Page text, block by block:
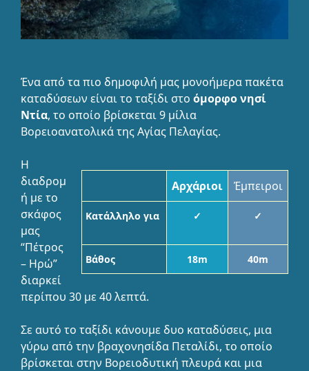
Ένα από τα πιο δημοφιλή μας μονοήμερα πακέτα
καταδύσεων είναι το ταξίδι στο όμορφο νησί
Ντία, το οποίο βρίσκεται 9 μίλια
Βορειοανατολικά της Αγίας Πελαγίας.
Αρχάριοι Έμπειροι
Κατάλληλο για ✓ ✓
Βάθος 18m 40m
Η
διαδρομ
ή με το
σκάφος
μας
“Πέτρος
– Ηρώ”
διαρκεί
περίπου 30 με 40 λεπτά.
Σε αυτό το ταξίδι κάνουμε δυο καταδύσεις, μια
γύρω από την βραχονησίδα Πεταλίδι, το οποίο
βρίσκεται στην Βορειοδυτική πλευρά και μια